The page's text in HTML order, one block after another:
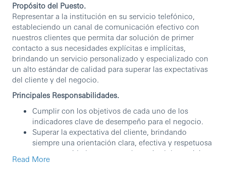
Propósito del Puesto.
Representar a la institución en su servicio telefónico,
estableciendo un canal de comunicación efectivo con
nuestros clientes que permita dar solución de primer
contacto a sus necesidades explícitas e implícitas,
brindando un servicio personalizado y especializado con
un alto estándar de calidad para superar las expectativas
del cliente y del negocio.
Principales Responsabilidades.
Cumplir con los objetivos de cada uno de los
indicadores clave de desempeño para el negocio.
Superar la expectativa del cliente, brindando
siempre una orientación clara, efectiva y respetuosa
a sus necesidades con una alta actitud de servicio.
Garantizar una alta eficiencia en los procesos
Read More